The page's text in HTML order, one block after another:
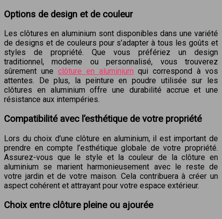
Options de design et de couleur
Les clôtures en aluminium sont disponibles dans une variété
de designs et de couleurs pour s’adapter à tous les goûts et
styles de propriété. Que vous préfériez un design
traditionnel, moderne ou personnalisé, vous trouverez
sûrement une clôture en aluminium qui correspond à vos
attentes. De plus, la peinture en poudre utilisée sur les
clôtures en aluminium offre une durabilité accrue et une
résistance aux intempéries.
Compatibilité avec l’esthétique de votre propriété
Lors du choix d’une clôture en aluminium, il est important de
prendre en compte l’esthétique globale de votre propriété.
Assurez-vous que le style et la couleur de la clôture en
aluminium se marient harmonieusement avec le reste de
votre jardin et de votre maison. Cela contribuera à créer un
aspect cohérent et attrayant pour votre espace extérieur.
Choix entre clôture pleine ou ajourée